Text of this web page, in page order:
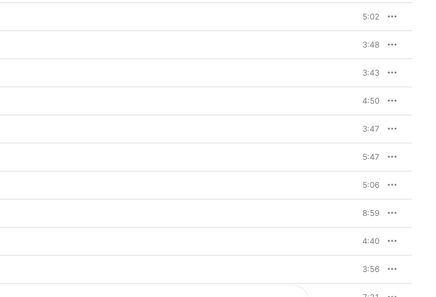
5:02
3:48
3:43
4:50
3:47
5:47
5:06
8:59
4:40
3:56